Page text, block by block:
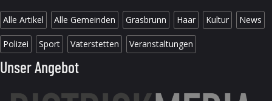
Alle Artikel Alle Gemeinden Grasbrunn Haar Kultur News
Polizei Sport Vaterstetten Veranstaltungen
Unser Angebot